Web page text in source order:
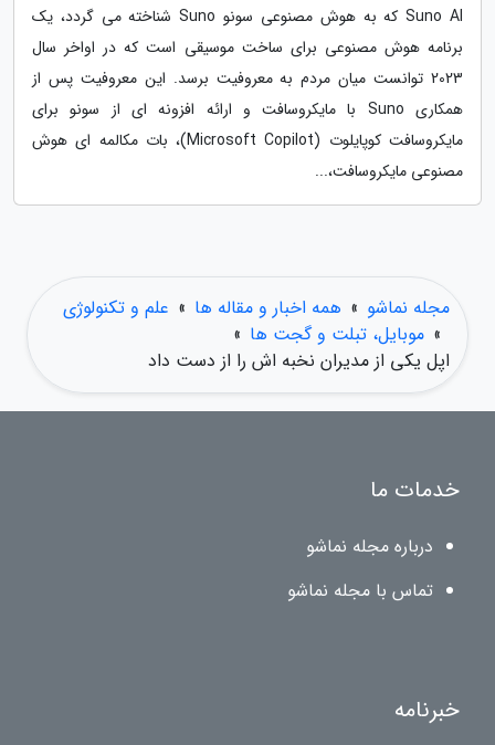
Suno AI که به هوش مصنوعی سونو Suno شناخته می گردد، یک
برنامه هوش مصنوعی برای ساخت موسیقی است که در اواخر سال
2023 توانست میان مردم به معروفیت برسد. این معروفیت پس از
همکاری Suno با مایکروسافت و ارائه افزونه ای از سونو برای
مایکروسافت کوپایلوت (Microsoft Copilot)، بات مکالمه ای هوش
مصنوعی مایکروسافت،...
مجله نماشو » همه اخبار و مقاله ها » علم و تکنولوژی
» موبایل، تبلت و گجت ها »
اپل یکی از مدیران نخبه اش را از دست داد
خدمات ما
درباره مجله نماشو
تماس با مجله نماشو
خبرنامه